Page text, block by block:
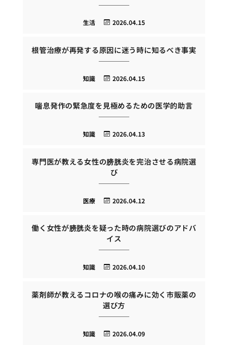
2026.04.15
生活
根管治療が再発する原因に迷う時に知るべき事実
2026.04.15
知識
喘息発作の緊急度を見極めるための医学的助言
2026.04.13
知識
専門医が教える女性の膀胱炎を完治させる病院選
び
2026.04.12
医療
働く女性が膀胱炎を疑った時の病院選びのアドバ
イス
2026.04.10
知識
薬剤師が教えるコロナの喉の痛みに効く市販薬の
選び方
2026.04.09
知識